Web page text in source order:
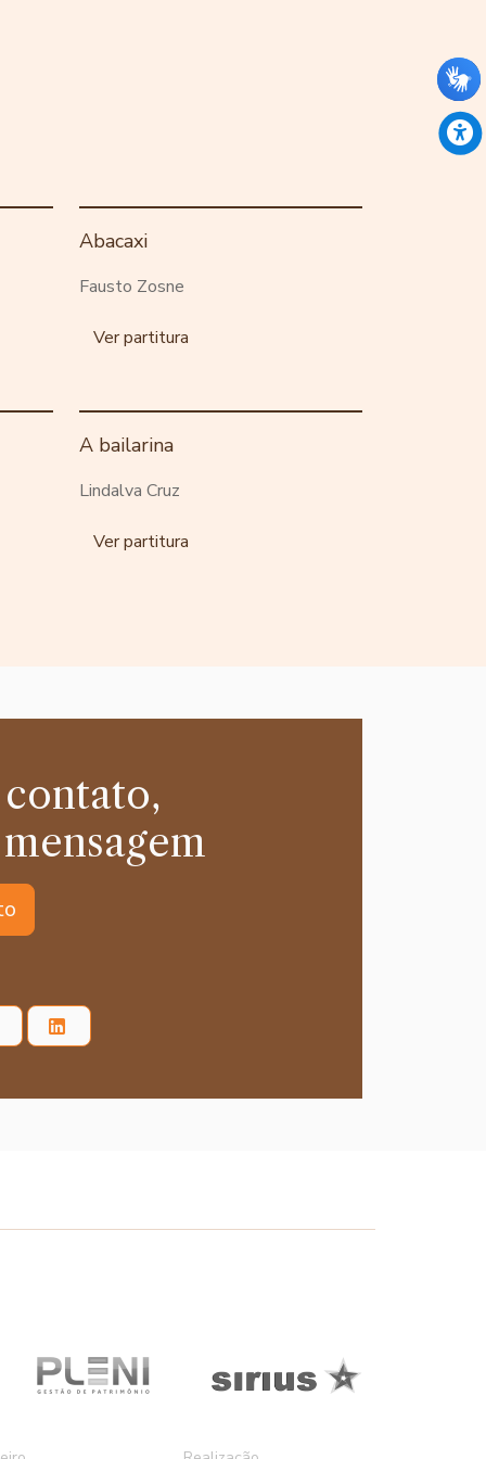
Abacaxi
Fausto Zosne
Ver partitura
A bailarina
Lindalva Cruz
Ver partitura